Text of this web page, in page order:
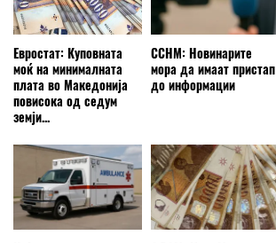
Евростат: Куповната
моќ на минималната
плата во Македонија
повисока од седум
земји...
ССНМ: Новинарите
мора да имаат пристап
до информации